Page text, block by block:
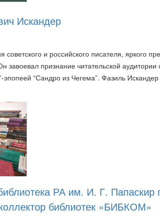
Искандер
и российского писателя, яркого
завоевал признание читательской аудитории
эпопеей “Сандро из Чегема”. Фазиль
РА им. И. Г.
библиотек «БИБКОМ»